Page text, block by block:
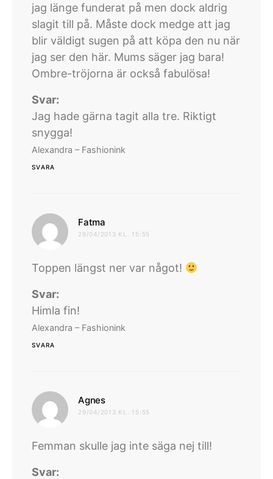
jag länge funderat på men dock aldrig
slagit till på. Måste dock medge att jag
blir väldigt sugen på att köpa den nu när
jag ser den här. Mums säger jag bara!
Ombre-tröjorna är också fabulösa!
Svar:
Jag hade gärna tagit alla tre. Riktigt
snygga!
Alexandra – Fashionink
SVARA
Fatma
29/04/2013 KL. 15:55
Toppen längst ner var något!
Svar:
Himla fin!
Alexandra – Fashionink
SVARA
Agnes
29/04/2013 KL. 15:55
Femman skulle jag inte säga nej till!
Svar: